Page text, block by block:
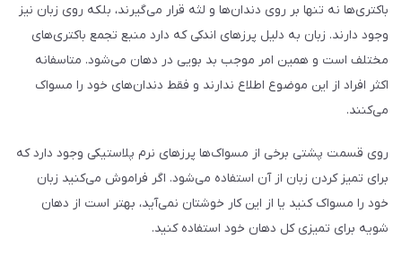
باکتری‌ها نه تنها بر روی دندان‌ها و لثه قرار می‌گیرند، بلکه روی زبان نیز
وجود دارند. زبان به دلیل پرزهای اندکی که دارد منبع تجمع باکتری‌های
مختلف است و همین امر موجب بد بویی در دهان می‌شود. متاسفانه
اکثر افراد از این موضوع اطلاع ندارند و فقط دندان‌های خود را مسواک
می‌کنند.
روی قسمت پشتی برخی از مسواک‌ها پرزهای نرم پلاستیکی وجود دارد که
برای تمیز کردن زبان از آن استفاده می‌شود. اگر فراموش می‌کنید زبان
خود را مسواک کنید یا از این کار خوشتان نمی‌آید، بهتر است از دهان
شویه برای تمیزی کل دهان خود استفاده کنید.